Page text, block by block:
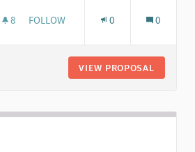
8 8 FOLLOWERS
FOLLOW 0 0
VIEW PROPOSAL